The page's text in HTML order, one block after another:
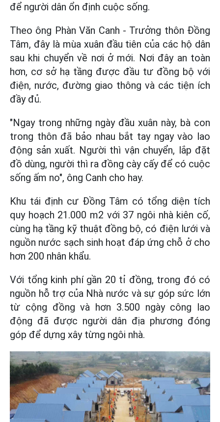
để người dân ổn định cuộc sống.
Theo ông Phàn Văn Canh - Trưởng thôn Đồng
Tâm, đây là mùa xuân đầu tiên của các hộ dân
sau khi chuyển về nơi ở mới. Nơi đây an toàn
hơn, cơ sở hạ tầng được đầu tư đồng bộ với
điện, nước, đường giao thông và các tiện ích
đầy đủ.
"Ngay trong những ngày đầu xuân này, bà con
trong thôn đã bảo nhau bắt tay ngay vào lao
động sản xuất. Người thì vận chuyển, lắp đặt
đồ dùng, người thì ra đồng cày cấy để có cuộc
sống ấm no", ông Canh cho hay.
Khu tái định cư Đồng Tâm có tổng diện tích
quy hoạch 21.000 m2 với 37 ngôi nhà kiên cố,
cùng hạ tầng kỹ thuật đồng bộ, có điện lưới và
nguồn nước sạch sinh hoạt đáp ứng chỗ ở cho
hơn 200 nhân khẩu.
Với tổng kinh phí gần 20 tỉ đồng, trong đó có
nguồn hỗ trợ của Nhà nước và sự góp sức lớn
từ cộng đồng và hơn 3.500 ngày công lao
động đã được người dân địa phương đóng
góp để dựng xây từng ngôi nhà.